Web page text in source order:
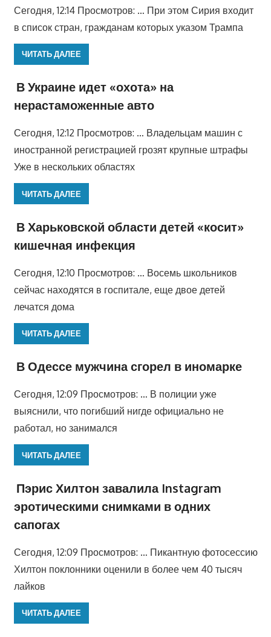
Сегодня, 12:14 Просмотров: … При этом Сирия входит
в список стран, гражданам которых указом Трампа
ЧИТАТЬ ДАЛЕЕ
В Украине идет «охота» на
нерастаможенные авто
Сегодня, 12:12 Просмотров: … Владельцам машин с
иностранной регистрацией грозят крупные штрафы
Уже в нескольких областях
ЧИТАТЬ ДАЛЕЕ
В Харьковской области детей «косит»
кишечная инфекция
Сегодня, 12:10 Просмотров: … Восемь школьников
сейчас находятся в госпитале, еще двое детей
лечатся дома
ЧИТАТЬ ДАЛЕЕ
В Одессе мужчина сгорел в иномарке
Сегодня, 12:09 Просмотров: … В полиции уже
выяснили, что погибший нигде официально не
работал, но занимался
ЧИТАТЬ ДАЛЕЕ
Пэрис Хилтон завалила Instagram
эротическими снимками в одних
сапогах
Сегодня, 12:09 Просмотров: … Пикантную фотосессию
Хилтон поклонники оценили в более чем 40 тысяч
лайков
ЧИТАТЬ ДАЛЕЕ